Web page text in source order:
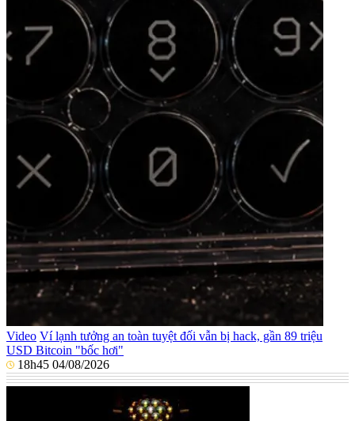
Video Ví lạnh tưởng an toàn tuyệt đối vẫn bị hack, gần 89 triệu
USD Bitcoin "bốc hơi"
18h45 04/08/2026